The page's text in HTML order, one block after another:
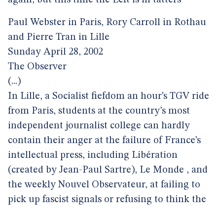
Paul Webster in Paris, Rory Carroll in Rothau
and Pierre Tran in Lille
Sunday April 28, 2002
The Observer
(...)
In Lille, a Socialist fiefdom an hour’s TGV ride
from Paris, students at the country’s most
independent journalist college can hardly
contain their anger at the failure of France’s
intellectual press, including Libération
(created by Jean-Paul Sartre), Le Monde , and
the weekly Nouvel Observateur, at failing to
pick up fascist signals or refusing to think the